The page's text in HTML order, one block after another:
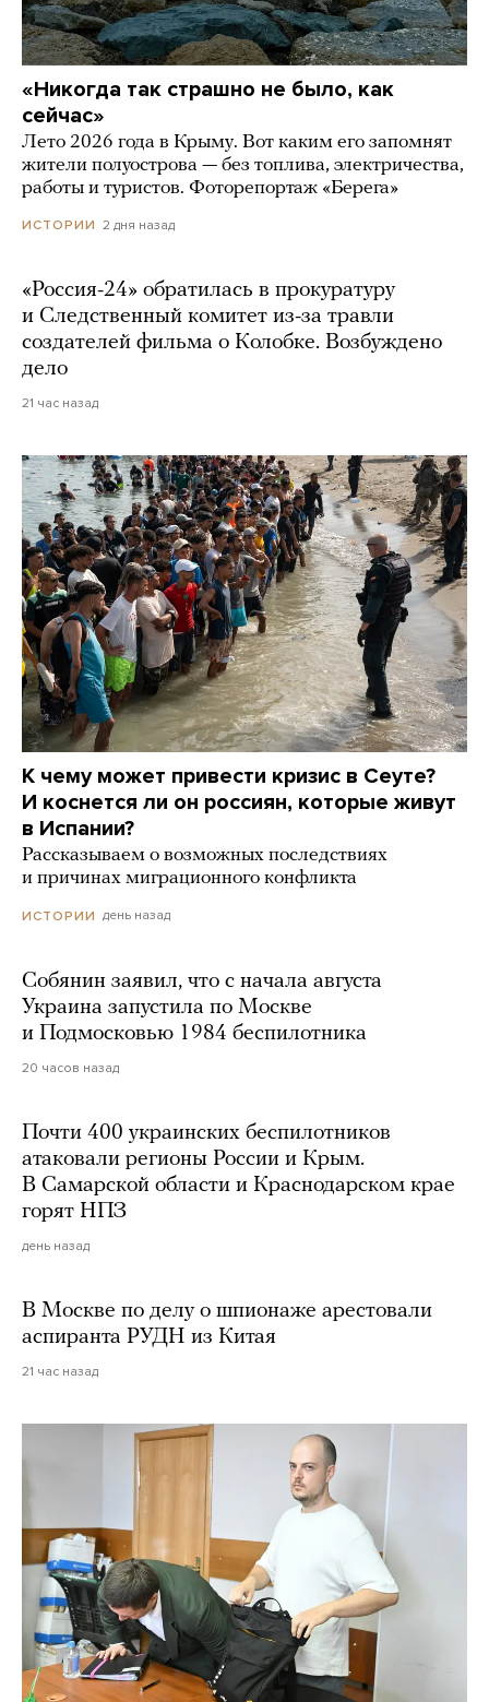
«Никогда так страшно не было, как
сейчас»
Лето 2026 года в Крыму. Вот каким его запомнят
жители полуострова — без топлива, электричества,
работы и туристов. Фоторепортаж «Берега»
ИСТОРИИ 2 дня назад
«Россия-24» обратилась в прокуратуру
и Следственный комитет из-за травли
создателей фильма о Колобке. Возбуждено
дело
21 час назад
К чему может привести кризис в Сеуте?
И коснется ли он россиян, которые живут
в Испании?
Рассказываем о возможных последствиях
и причинах миграционного конфликта
ИСТОРИИ день назад
Собянин заявил, что с начала августа
Украина запустила по Москве
и Подмосковью 1984 беспилотника
20 часов назад
Почти 400 украинских беспилотников
атаковали регионы России и Крым.
В Самарской области и Краснодарском крае
горят НПЗ
день назад
В Москве по делу о шпионаже арестовали
аспиранта РУДН из Китая
21 час назад